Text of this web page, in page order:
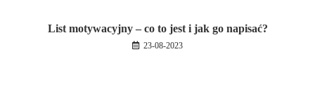
List motywacyjny – co to jest i jak go napisać?
23-08-2023